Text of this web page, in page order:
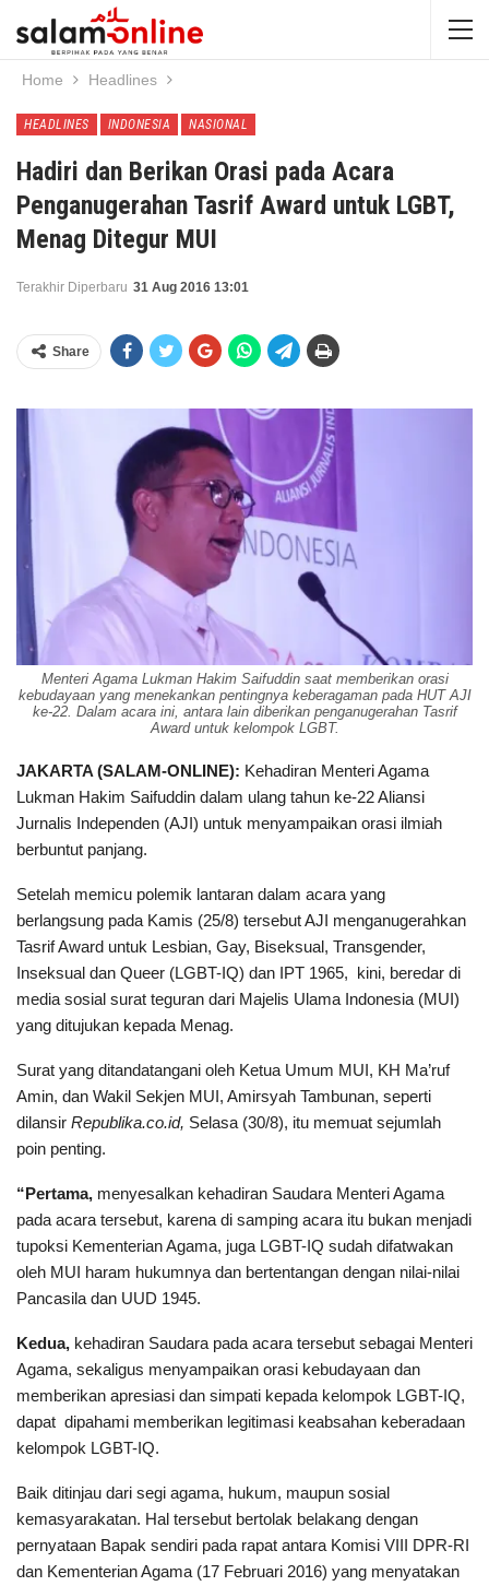
Home Headlines
HEADLINES INDONESIA NASIONAL
Hadiri dan Berikan Orasi pada Acara
Penganugerahan Tasrif Award untuk LGBT,
Menag Ditegur MUI
Terakhir Diperbaru 31 Aug 2016 13:01
Share
Menteri Agama Lukman Hakim Saifuddin saat memberikan orasi
kebudayaan yang menekankan pentingnya keberagaman pada HUT AJI
ke-22. Dalam acara ini, antara lain diberikan penganugerahan Tasrif
Award untuk kelompok LGBT.
JAKARTA (SALAM-ONLINE): Kehadiran Menteri Agama
Lukman Hakim Saifuddin dalam ulang tahun ke-22 Aliansi
Jurnalis Independen (AJI) untuk menyampaikan orasi ilmiah
berbuntut panjang.
Setelah memicu polemik lantaran dalam acara yang
berlangsung pada Kamis (25/8) tersebut AJI menganugerahkan
Tasrif Award untuk Lesbian, Gay, Biseksual, Transgender,
Inseksual dan Queer (LGBT-IQ) dan IPT 1965, kini, beredar di
media sosial surat teguran dari Majelis Ulama Indonesia (MUI)
yang ditujukan kepada Menag.
Surat yang ditandatangani oleh Ketua Umum MUI, KH Ma’ruf
Amin, dan Wakil Sekjen MUI, Amirsyah Tambunan, seperti
dilansir Republika.co.id, Selasa (30/8), itu memuat sejumlah
poin penting.
“Pertama, menyesalkan kehadiran Saudara Menteri Agama
pada acara tersebut, karena di samping acara itu bukan menjadi
tupoksi Kementerian Agama, juga LGBT-IQ sudah difatwakan
oleh MUI haram hukumnya dan bertentangan dengan nilai-nilai
Pancasila dan UUD 1945.
Kedua, kehadiran Saudara pada acara tersebut sebagai Menteri
Agama, sekaligus menyampaikan orasi kebudayaan dan
memberikan apresiasi dan simpati kepada kelompok LGBT-IQ,
dapat dipahami memberikan legitimasi keabsahan keberadaan
kelompok LGBT-IQ.
Baik ditinjau dari segi agama, hukum, maupun sosial
kemasyarakatan. Hal tersebut bertolak belakang dengan
pernyataan Bapak sendiri pada rapat antara Komisi VIII DPR-RI
dan Kementerian Agama (17 Februari 2016) yang menyatakan